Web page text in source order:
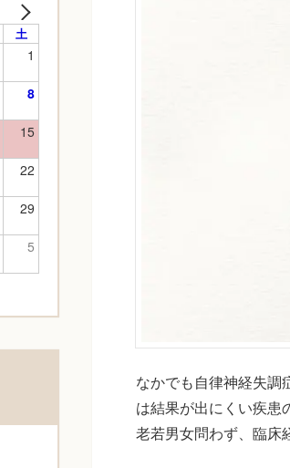
なかでも自律神経失調
は結果が出にくい疾患
老若男女問わず、臨床
土
1
8
15
22
29
5